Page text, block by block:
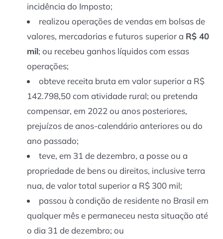
incidência do Imposto;
realizou operações de vendas em bolsas de
valores, mercadorias e futuros superior a R$ 40
mil; ou recebeu ganhos líquidos com essas
operações;
obteve receita bruta em valor superior a R$
142.798,50 com atividade rural; ou pretenda
compensar, em 2022 ou anos posteriores,
prejuízos de anos-calendário anteriores ou do
ano passado;
teve, em 31 de dezembro, a posse ou a
propriedade de bens ou direitos, inclusive terra
nua, de valor total superior a R$ 300 mil;
passou à condição de residente no Brasil em
qualquer mês e permaneceu nesta situação até
o dia 31 de dezembro; ou